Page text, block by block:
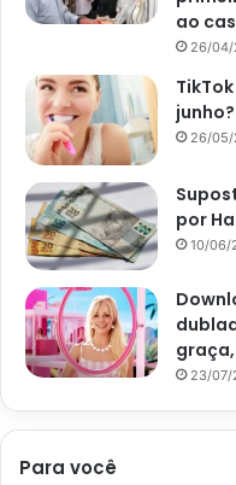
Geladeira inox suja? Siga
Passo a passo
parte interna
Na parte interna também
frequência, mas, em
ao
26/04/
26/05/
por
10/06/
23/07/
Para você